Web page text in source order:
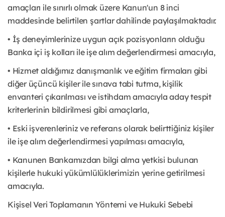
amaçları ile sınırlı olmak üzere Kanun'un 8 inci
maddesinde belirtilen şartlar dahilinde paylaşılmaktadır.
• İş deneyimlerinize uygun açık pozisyonların olduğu
Banka içi iş kolları ile işe alım değerlendirmesi amacıyla,
• Hizmet aldığımız danışmanlık ve eğitim firmaları gibi
diğer üçüncü kişiler ile sınava tabi tutma, kişilik
envanteri çıkarılması ve istihdam amacıyla aday tespit
kriterlerinin bildirilmesi gibi amaçlarla,
• Eski işverenleriniz ve referans olarak belirttiğiniz kişiler
ile işe alım değerlendirmesi yapılması amacıyla,
• Kanunen Bankamızdan bilgi alma yetkisi bulunan
kişilerle hukuki yükümlülüklerimizin yerine getirilmesi
amacıyla.
Kişisel Veri Toplamanın Yöntemi ve Hukuki Sebebi